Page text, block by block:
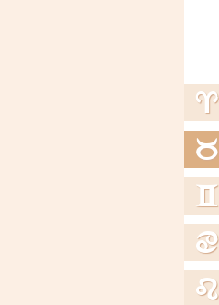
a
b
c
d
e